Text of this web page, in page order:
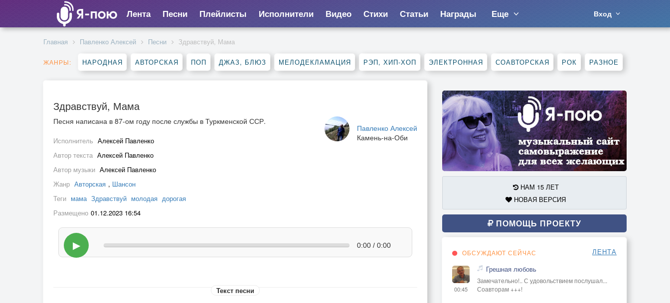
Лента Песни Плейлисты Исполнители Видео Стихи Статьи Награды Еще Вход
Главная Павленко Алексей Песни Здравствуй, Мама
ЖАНРЫ: НАРОДНАЯ АВТОРСКАЯ ПОП ДЖАЗ, БЛЮЗ МЕЛОДЕКЛАМАЦИЯ РЭП, ХИП-ХОП ЭЛЕКТРОННАЯ СОАВТОРСКАЯ РОК РАЗНОЕ
Здравствуй, Мама
Павленко Алексей
Камень-на-Оби
Песня написана в 87-ом году после службы в Туркменской ССР.
Исполнитель Алексей Павленко
Автор текста Алексей Павленко
Автор музыки Алексей Павленко
Жанр Авторская , Шансон
Теги мама Здравствуй молодая дорогая
Размещено 01.12.2023 16:54
▶ 0:00 / 0:00
Текст песни
НАМ 15 ЛЕТ
НОВАЯ ВЕРСИЯ
ПОМОЩЬ ПРОЕКТУ
ОБСУЖДАЮТ СЕЙЧАС ЛЕНТА
00:45
Грешная любовь
Замечательно!.. С удовольствием послушал...
Соавторам +++!